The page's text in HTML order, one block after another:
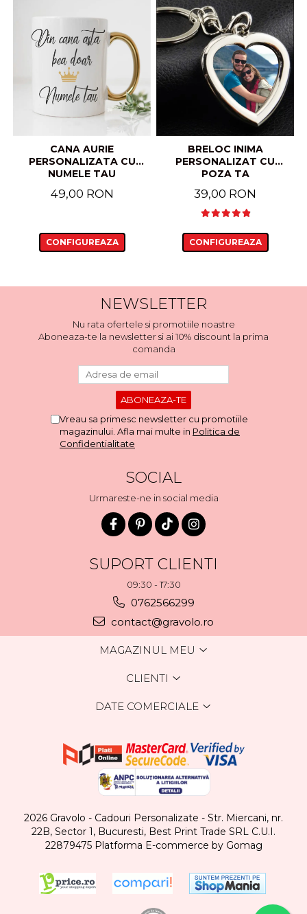
CANA AURIE
PERSONALIZATA CU
NUMELE TAU
49,00 RON
CONFIGUREAZA
BRELOC INIMA
PERSONALIZAT CU
POZA TA
39,00 RON
CONFIGUREAZA
NEWSLETTER
Nu rata ofertele si promotiile noastre
Aboneaza-te la newsletter si ai 10% discount la prima
comanda
Vreau sa primesc newsletter cu promotiile
magazinului. Afla mai multe in Politica de
Confidentialitate
SOCIAL
Urmareste-ne in social media
SUPORT CLIENTI
09:30 - 17:30
0762566299
contact@gravolo.ro
MAGAZINUL MEU
CLIENTI
DATE COMERCIALE
2026 Gravolo - Cadouri Personalizate - Str. Miercani, nr.
22B, Sector 1, Bucuresti, Best Print Trade SRL C.U.I.
22879475 Platforma E-commerce by Gomag